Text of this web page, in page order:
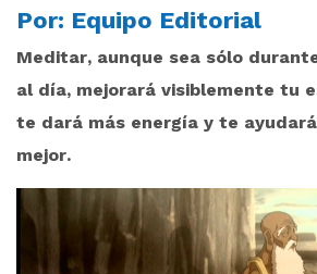
Por: Equipo Editorial
Meditar, aunque sea sólo
al día, mejorará visiblemente tu
te dará más energía y te
mejor.